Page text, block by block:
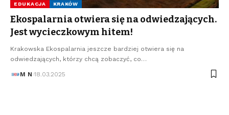
EDUKACJA KRAKÓW
Ekospalarnia otwiera się na odwiedzających.
Jest wycieczkowym hitem!
Krakowska Ekospalarnia jeszcze bardziej otwiera się na
odwiedzających, którzy chcą zobaczyć, co…
M N 18.03.2025